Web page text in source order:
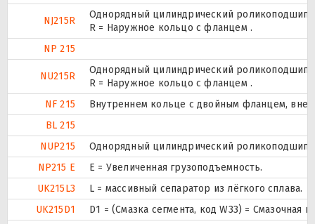
NJ215R
Однорядный цилиндрический
R = Наружное кольцо с фланцем .
NP 215
NU215R
Однорядный цилиндрический
R = Наружное кольцо с фланцем .
NF 215
Внутреннем кольце с двойным фланцем,
BL 215
NUP215
Однорядный цилиндрический
NP215 E
Е = Увеличенная грузоподъемность.
UK215L3
L = массивный сепаратор из лёгкого сплава.
UK215D1
D1 = (Смазка сегмента, код W33) =